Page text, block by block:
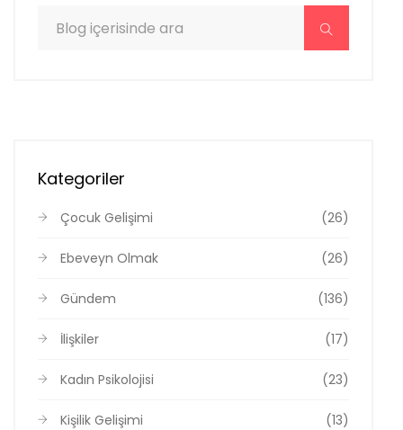
Kategoriler
Çocuk Gelişimi (26)
Ebeveyn Olmak (26)
Gündem (136)
İlişkiler (17)
Kadın Psikolojisi (23)
Kişilik Gelişimi (13)